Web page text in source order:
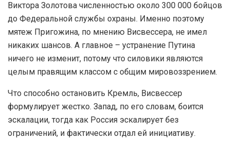
Виктора Золотова численностью около 300 000 бойцов
до Федеральной службы охраны. Именно поэтому
мятеж Пригожина, по мнению Висвессера, не имел
никаких шансов. А главное – устранение Путина
ничего не изменит, потому что силовики являются
целым правящим классом с общим мировоззрением.
Что способно остановить Кремль, Висвессер
формулирует жестко. Запад, по его словам, боится
эскалации, тогда как Россия эскалирует без
ограничений, и фактически отдал ей инициативу.